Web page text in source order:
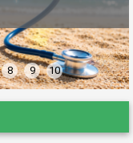
nedeni dolaşım sistemi
8 9 10